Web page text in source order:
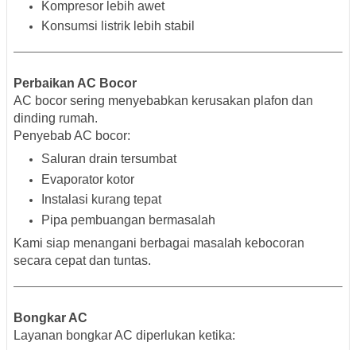
Kompresor lebih awet
Konsumsi listrik lebih stabil
Perbaikan AC Bocor
AC bocor sering menyebabkan kerusakan plafon dan
dinding rumah.
Penyebab AC bocor:
Saluran drain tersumbat
Evaporator kotor
Instalasi kurang tepat
Pipa pembuangan bermasalah
Kami siap menangani berbagai masalah kebocoran
secara cepat dan tuntas.
Bongkar AC
Layanan bongkar AC diperlukan ketika: